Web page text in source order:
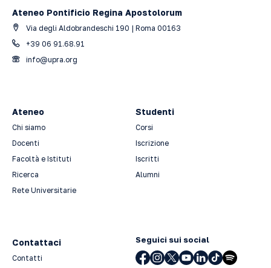
Ateneo Pontificio Regina Apostolorum
Via degli Aldobrandeschi 190 | Roma 00163
+39 06 91.68.91
info@upra.org
Ateneo
Chi siamo
Docenti
Facoltà e Istituti
Ricerca
Rete Universitarie
Studenti
Corsi
Iscrizione
Iscritti
Alumni
Contattaci
Contatti
Seguici sui social